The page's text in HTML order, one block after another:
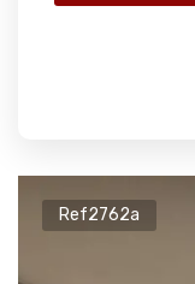
Ref2762a